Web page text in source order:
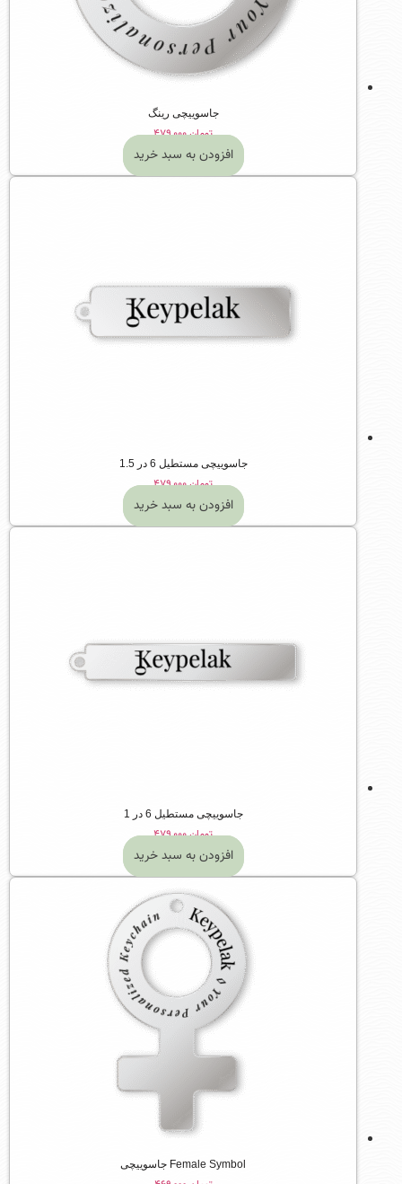
جاسوییچی رینگ
تومان۴۷۹,۰۰۰
افزودن به سبد خرید
جاسوییچی مستطیل 6 در 1.5
تومان۴۷۹,۰۰۰
افزودن به سبد خرید
جاسوییچی مستطیل 6 در 1
تومان۴۷۹,۰۰۰
افزودن به سبد خرید
Female Symbol جاسوییچی